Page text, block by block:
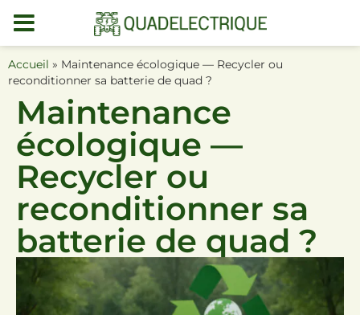
Accueil » Maintenance écologique — Recycler ou
reconditionner sa batterie de quad ?
Maintenance
écologique —
Recycler ou
reconditionner sa
batterie de quad ?
DEMO